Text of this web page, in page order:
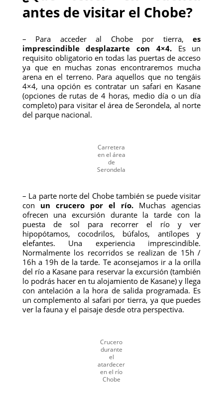
antes de visitar el Chobe?
– Para acceder al Chobe por tierra,es
imprescindible desplazarte con 4×4.Es un
requisito obligatorio en todas las puertas de acceso
ya que en muchas zonas encontraremos mucha
arena en el terreno. Para aquellos que no tengáis
4×4, una opción es contratar un safari en Kasane
(opciones de rutas de 4 horas, medio día o un día
completo) para visitar el área de Serondela, al norte
del parque nacional.
Carretera
en el área
de
Serondela
– La parte norte del Chobe también se puede visitar
con un crucero por el río. Muchas agencias
ofrecen una excursión durante la tarde con la
puesta de sol para recorrer el río y ver
hipopótamos, cocodrilos, búfalos, antílopes y
elefantes. Una experiencia imprescindible.
Normalmente los recorridos se realizan de 15h /
16h a 19h de la tarde. Te aconsejamos ir a la orilla
del río a Kasane para reservar la excursión (también
lo podrás hacer en tu alojamiento de Kasane) y llega
con antelación a la hora de salida programada. Es
un complemento al safari por tierra, ya que puedes
ver la fauna y el paisaje desde otra perspectiva.
Crucero
durante
el
atardecer
en el río
Chobe